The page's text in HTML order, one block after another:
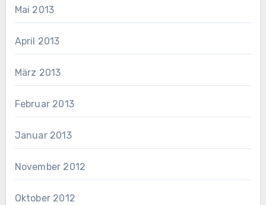
Mai 2013
April 2013
März 2013
Februar 2013
Januar 2013
November 2012
Oktober 2012